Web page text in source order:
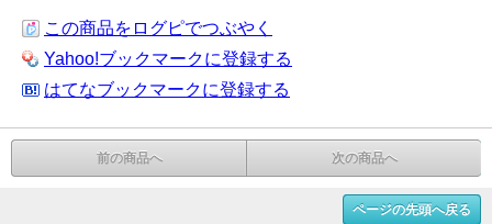
この商品をログピでつぶやく
Yahoo!ブックマークに登録する
はてなブックマークに登録する
前の商品へ 次の商品へ
ページの先頭へ戻る